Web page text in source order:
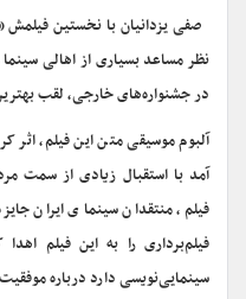
صفی یزدانیان با نخستین
نظر مساعد بسیاری از اهالی
در جشنواره‌های خارجی، لقب
آلبوم موسیقی متن این فیلم،
آمد با استقبال زیادی از سمت
فیلم، منتقدان سینمای ایران
فیلم‌برداری را به این فیلم
سینمایی‌نویسی دارد درباره